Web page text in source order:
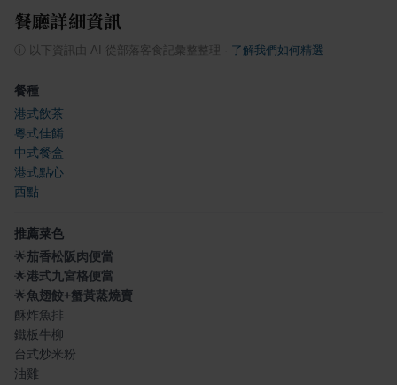
餐廳詳細資訊
以下資訊由 AI 從部落客食記彙整整理 了解我們如何精選
餐種
港式飲茶
粵式佳餚
中式餐盒
港式點心
西點
推薦菜色
🌟茄香松阪肉便當
🌟港式九宮格便當
🌟魚翅餃+蟹黃蒸燒賣
酥炸魚排
鐵板牛柳
台式炒米粉
油雞